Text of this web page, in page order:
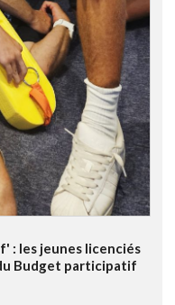
: les jeunes licenciés
Budget participatif